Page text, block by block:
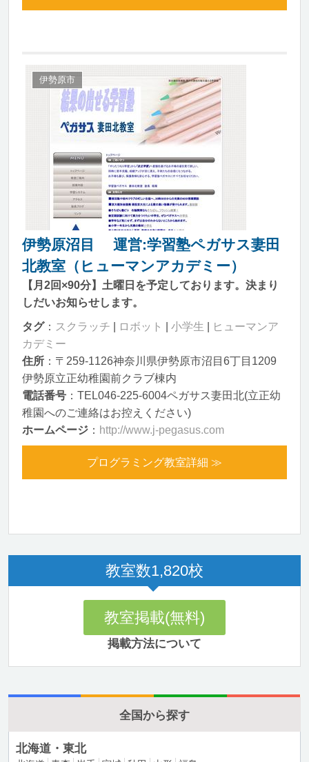
伊勢原市
伊勢原沼目 運営:学習塾ペガサス妻田
北教室（ヒューマンアカデミー）
【月2回×90分】土曜日を予定しております。決まり
しだいお知らせします。
タグ： スクラッチ ロボット 小学生
ヒューマンア
カデミー
住所 ：〒259-1126神奈川県伊勢原市沼目6丁目1209
伊勢原立正幼稚園前クラブ棟内
電話番号 ：TEL046-225-6004ペガサス妻田北(立正幼
稚園へのご連絡はお控えください)
ホームページ ： http://www.j-pegasus.com
プログラミング教室詳細 ≫
教室数1,820校
教室掲載(無料)
掲載方法について
全国から探す
北海道・東北